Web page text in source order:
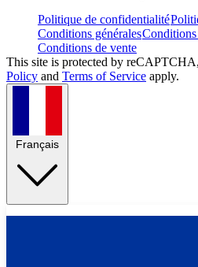
Politique de confidentialité
Conditions généralesConditions
Conditions de vente
This site is protected by
Policy and Terms of Service apply.
Français